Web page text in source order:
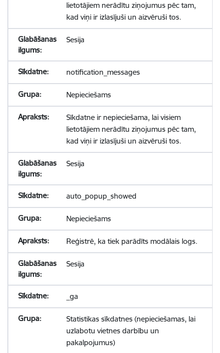
lietotājiem nerādītu ziņojumus pēc tam,
kad viņi ir izlasījuši un aizvēruši tos.
Sesija
notification_messages
Nepieciešams
Sīkdatne ir nepieciešama, lai visiem
lietotājiem nerādītu ziņojumus pēc tam,
kad viņi ir izlasījuši un aizvēruši tos.
Sesija
auto_popup_showed
Nepieciešams
Reģistrē, ka tiek parādīts modālais logs.
Sesija
_ga
Statistikas sīkdatnes (nepieciešamas, lai
uzlabotu vietnes darbību un
pakalpojumus)